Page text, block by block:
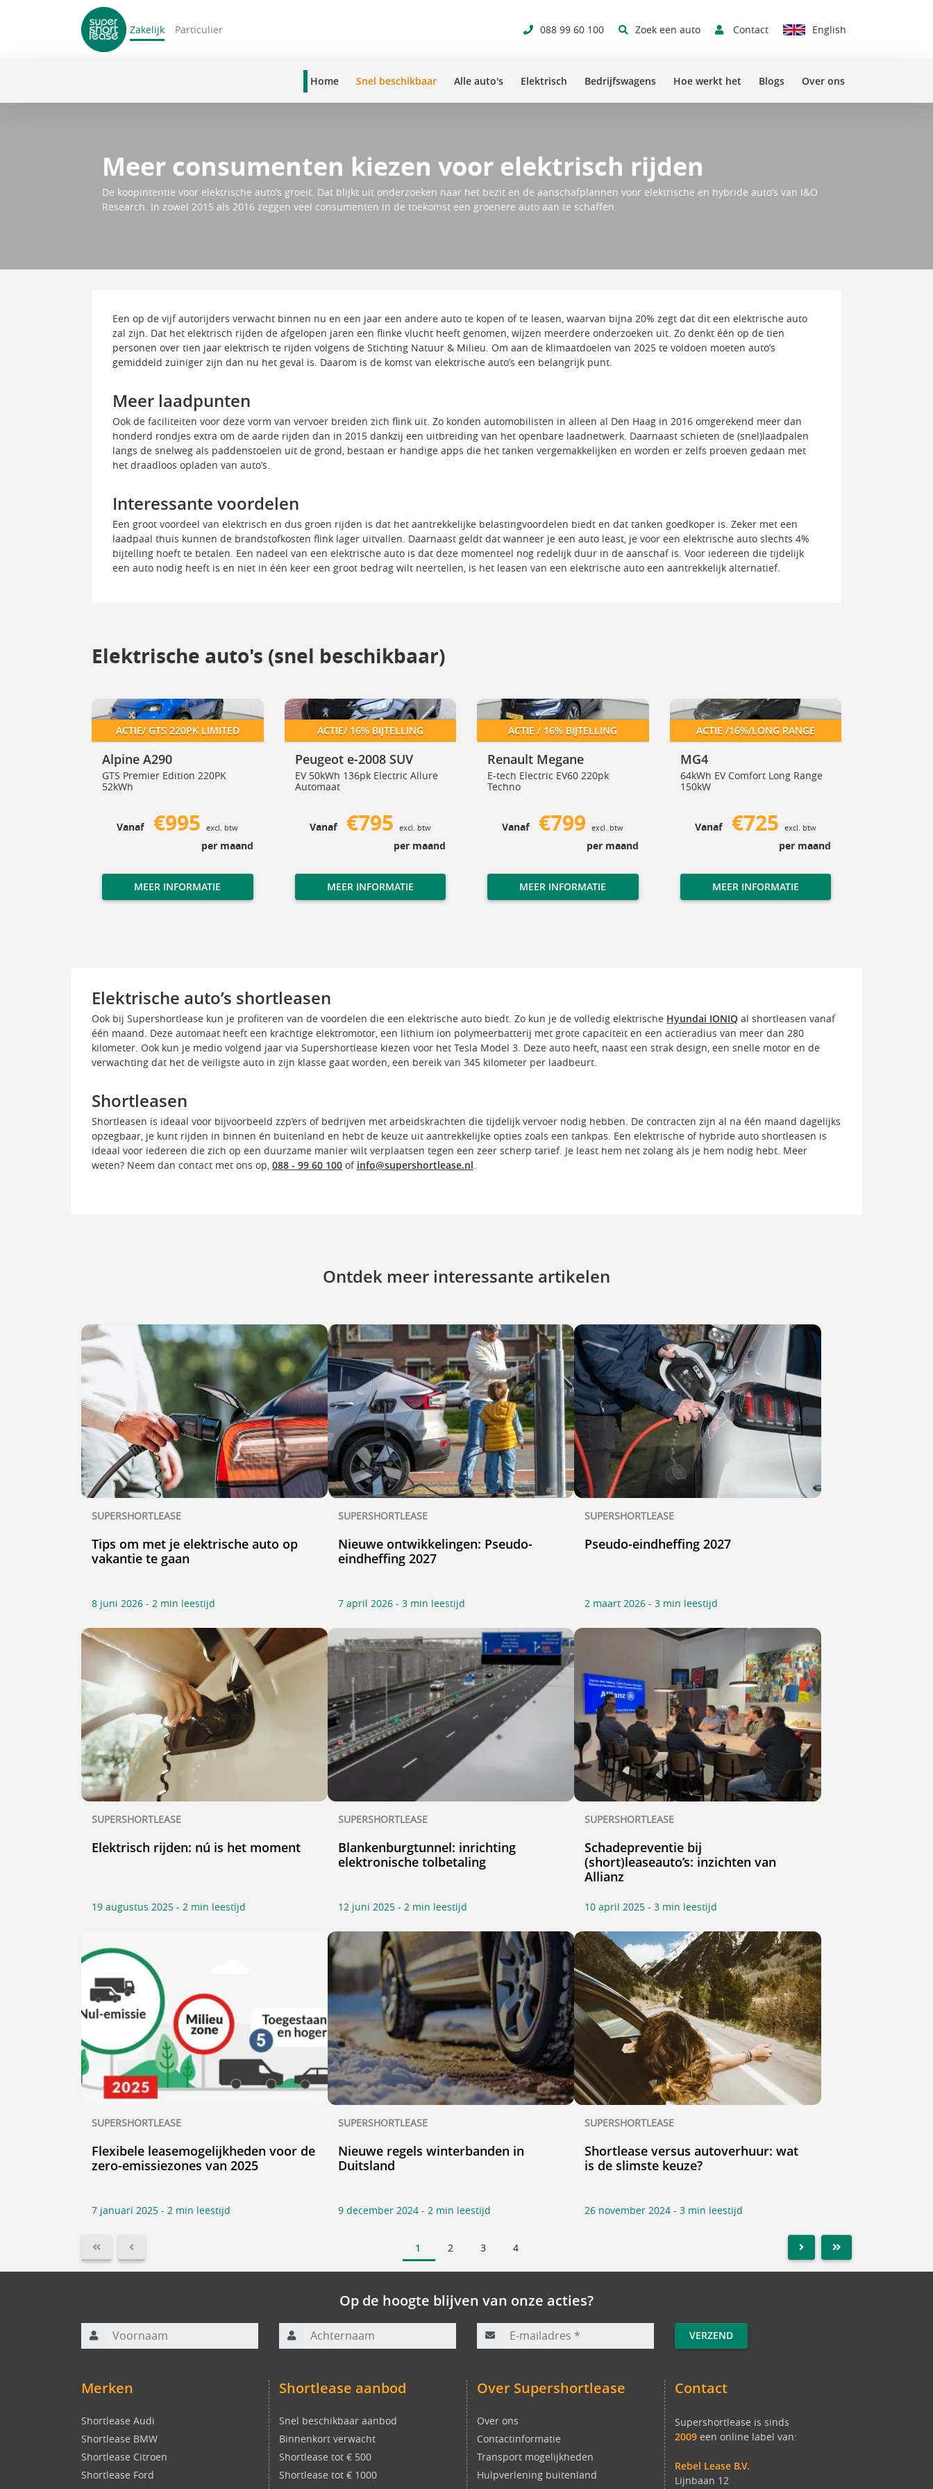
Zakelijk Particulier 088 99 60 100 Zoek een auto Contact English
Home Snel beschikbaar Alle auto's Elektrisch Bedrijfswagens Hoe werkt het Blogs Over ons
Meer consumenten kiezen voor elektrisch rijden
De koopintentie voor elektrische auto’s groeit. Dat blijkt uit onderzoeken naar het bezit en de aanschafplannen voor elektrische en hybride auto’s van I&O
Research. In zowel 2015 als 2016 zeggen veel consumenten in de toekomst een groenere auto aan te schaffen.
Een op de vijf autorijders verwacht binnen nu en een jaar een andere auto te kopen of te leasen, waarvan bijna 20% zegt dat dit een elektrische auto
zal zijn. Dat het elektrisch rijden de afgelopen jaren een flinke vlucht heeft genomen, wijzen meerdere onderzoeken uit. Zo denkt één op de tien
personen over tien jaar elektrisch te rijden volgens de Stichting Natuur & Milieu. Om aan de klimaatdoelen van 2025 te voldoen moeten auto’s
gemiddeld zuiniger zijn dan nu het geval is. Daarom is de komst van elektrische auto’s een belangrijk punt.
Meer laadpunten
Ook de faciliteiten voor deze vorm van vervoer breiden zich flink uit. Zo konden automobilisten in alleen al Den Haag in 2016 omgerekend meer dan
honderd rondjes extra om de aarde rijden dan in 2015 dankzij een uitbreiding van het openbare laadnetwerk. Daarnaast schieten de (snel)laadpalen
langs de snelweg als paddenstoelen uit de grond, bestaan er handige apps die het tanken vergemakkelijken en worden er zelfs proeven gedaan met
het draadloos opladen van auto’s.
Interessante voordelen
Een groot voordeel van elektrisch en dus groen rijden is dat het aantrekkelijke belastingvoordelen biedt en dat tanken goedkoper is. Zeker met een
laadpaal thuis kunnen de brandstofkosten flink lager uitvallen. Daarnaast geldt dat wanneer je een auto least, je voor een elektrische auto slechts 4%
bijtelling hoeft te betalen. Een nadeel van een elektrische auto is dat deze momenteel nog redelijk duur in de aanschaf is. Voor iedereen die tijdelijk
een auto nodig heeft is en niet in één keer een groot bedrag wilt neertellen, is het leasen van een elektrische auto een aantrekkelijk alternatief.
Elektrische auto's (snel beschikbaar)
Benz CLA 250+
Alpine A290
Alpine A290
ACTIE/ GTS 220PK LIMITED
Alpine A290
GTS Premier Edition 220PK
52kWh
Vanaf €995excl. btw
per maand
MEER INFORMATIE
Peugeot e-2008 SUV
Peugeot e-2008 SUV
ACTIE/ 16% BIJTELLING
Peugeot e-2008 SUV
EV 50kWh 136pk Electric Allure
Automaat
Vanaf €795 excl. btw
per maand
MEER INFORMATIE
Renault Megane
Renault Megane
ACTIE / 16% BIJTELLING
Renault Megane
E-tech Electric EV60 220pk
Techno
Vanaf €799excl. btw
per maand
MEER INFORMATIE
MG4
MG4
ACTIE /16%/LONG RANGE
MG4
64kWh EV Comfort Long Range
150kW
Vanaf €725 excl. btw
per maand
MEER INFORMATIE
Elektrische auto’s shortleasen
Ook bij Supershortlease kun je profiteren van de voordelen die een elektrische auto biedt. Zo kun je de volledig elektrische Hyundai IONIQ al shortleasen vanaf
één maand. Deze automaat heeft een krachtige elektromotor, een lithium ion polymeerbatterij met grote capaciteit en een actieradius van meer dan 280
kilometer. Ook kun je medio volgend jaar via Supershortlease kiezen voor het Tesla Model 3. Deze auto heeft, naast een strak design, een snelle motor en de
verwachting dat het de veiligste auto in zijn klasse gaat worden, een bereik van 345 kilometer per laadbeurt.
Shortleasen
Shortleasen is ideaal voor bijvoorbeeld zzp’ers of bedrijven met arbeidskrachten die tijdelijk vervoer nodig hebben. De contracten zijn al na één maand dagelijks
opzegbaar, je kunt rijden in binnen én buitenland en hebt de keuze uit aantrekkelijke opties zoals een tankpas. Een elektrische of hybride auto shortleasen is
ideaal voor iedereen die zich op een duurzame manier wilt verplaatsen tegen een zeer scherp tarief. Je least hem net zolang als je hem nodig hebt. Meer
weten? Neem dan contact met ons op, 088 - 99 60 100 of info@supershortlease.nl
Ontdek meer interessante artikelen
SUPERSHORTLEASE
Tips om met je elektrische auto op
vakantie te gaan
8 juni 2026 - 2 min leestijd
SUPERSHORTLEASE
Nieuwe ontwikkelingen: Pseudo-
eindheffing 2027
7 april 2026 - 3 min leestijd
SUPERSHORTLEASE
Pseudo-eindheffing 2027
2 maart 2026 - 3 min leestijd
SUPERSHORTLEASE
Elektrisch rijden: nú is het moment
19 augustus 2025 - 2 min leestijd
SUPERSHORTLEASE
Blankenburgtunnel: inrichting
elektronische tolbetaling
12 juni 2025 - 2 min leestijd
SUPERSHORTLEASE
Schadepreventie bij
(short)leaseauto’s: inzichten van
Allianz
10 april 2025 - 3 min leestijd
SUPERSHORTLEASE
Flexibele leasemogelijkheden voor de
zero-emissiezones van 2025
7 januari 2025 - 2 min leestijd
SUPERSHORTLEASE
Nieuwe regels winterbanden in
Duitsland
9 december 2024 - 2 min leestijd
SUPERSHORTLEASE
Shortlease versus autoverhuur: wat
is de slimste keuze?
26 november 2024 - 3 min leestijd
1 2 3 4
NEXT LAST
Op de hoogte blijven van onze acties?
Merken
Shortlease Audi
Shortlease BMW
Shortlease Citroen
Shortlease Ford
Shortlease aanbod
Snel beschikbaar aanbod
Binnenkort verwacht
Shortlease tot € 500
Shortlease tot € 1000
Over Supershortlease
Over ons
Contactinformatie
Transport mogelijkheden
Hulpverlening buitenland
Contact
Supershortlease is sinds
2009 een online label van:
Rebel Lease B.V.
Lijnbaan 12